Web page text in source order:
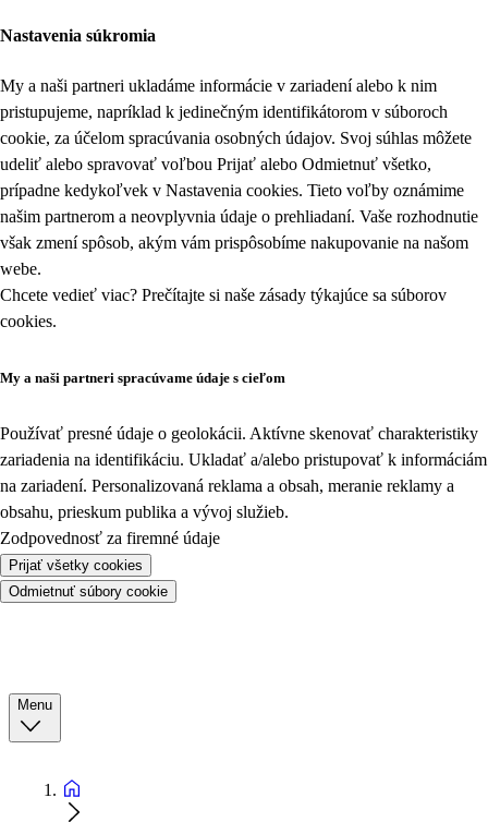
Nastavenia súkromia
My a naši partneri ukladáme informácie v zariadení alebo k nim
pristupujeme, napríklad k jedinečným identifikátorom v súboroch
cookie, za účelom spracúvania osobných údajov. Svoj súhlas môžete
udeliť alebo spravovať voľbou Prijať alebo Odmietnuť všetko,
prípadne kedykoľvek v Nastavenia cookies. Tieto voľby oznámime
našim partnerom a neovplyvnia údaje o prehliadaní. Vaše rozhodnutie
však zmení spôsob, akým vám prispôsobíme nakupovanie na našom
webe.
Chcete vedieť viac? Prečítajte si naše zásady týkajúce sa súborov
cookies.
My a naši partneri spracúvame údaje s cieľom
Používať presné údaje o geolokácii. Aktívne skenovať charakteristiky
zariadenia na identifikáciu. Ukladať a/alebo pristupovať k informáciám
na zariadení. Personalizovaná reklama a obsah, meranie reklamy a
obsahu, prieskum publika a vývoj služieb.
Zodpovednosť za firemné údaje
Prijať všetky cookies
Odmietnuť súbory cookie
Menu